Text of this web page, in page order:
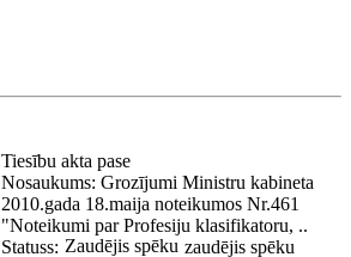
Tiesību akta pase
Nosaukums: Grozījumi Ministru kabineta
2010.gada 18.maija noteikumos Nr.461
"Noteikumi par Profesiju klasifikatoru, ..
Statuss: Zaudējis spēku zaudējis spēku